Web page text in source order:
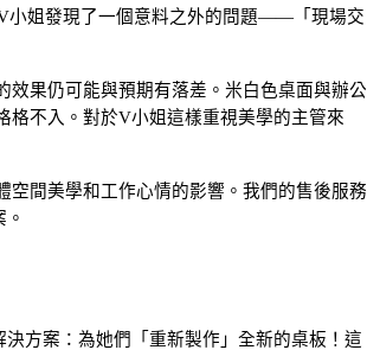
小姐發現了一個意料之外的問題——「現場交
果仍可能與預期有落差。米白色桌面與辦公
格不入。對於V小姐這樣重視美學的主管來
空間美學和工作心情的影響。我們的售後服務
方案：為她們「重新製作」全新的桌板！這